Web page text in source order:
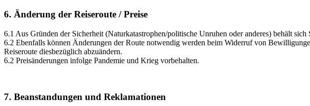
6. Änderung der Reiseroute / Preise
6.1 Aus Gründen der Sicherheit (Naturkatastrophen/politische Unruhen oder anderes) behält
6.2 Ebenfalls können Änderungen der Route notwendig werden beim Widerruf von
Reiseroute diesbezüglich abzuändern.
6.2 Preisänderungen infolge Pandemie und Krieg vorbehalten.
7. Beanstandungen und Reklamationen